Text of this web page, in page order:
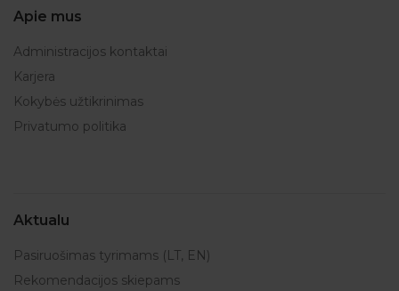
Apie mus
Administracijos kontaktai
Karjera
Kokybės užtikrinimas
Privatumo politika
Aktualu
Pasiruošimas tyrimams (LT, EN)
Rekomendacijos skiepams